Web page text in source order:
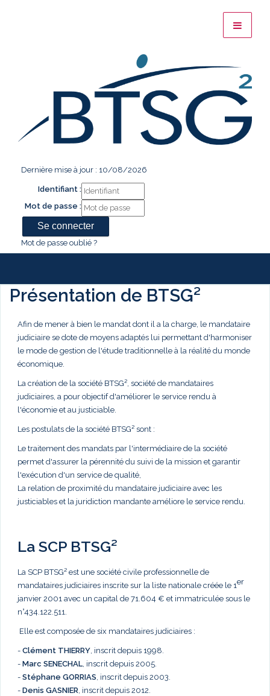
Dernière mise à jour : 10/08/2026
Identifiant :
Mot de passe :
Mot de passe oublié ?
Présentation de BTSG²
Afin de mener à bien le mandat dont il a la charge, le mandataire
judiciaire se dote de moyens adaptés lui permettant d'harmoniser
le mode de gestion de l'étude traditionnelle à la réalité du monde
économique.
La création de la société BTSG², société de mandataires
judiciaires, a pour objectif d'améliorer le service rendu à
l'économie et au justiciable.
Les postulats de la société BTSG² sont :
Le traitement des mandats par l'intermédiaire de la société
permet d'assurer la pérennité du suivi de la mission et garantir
l'exécution d'un service de qualité,
La relation de proximité du mandataire judiciaire avec les
justiciables et la juridiction mandante améliore le service rendu.
La SCP BTSG²
La SCP BTSG² est une société civile professionnelle de
mandataires judiciaires inscrite sur la liste nationale créée le 1er
janvier 2001 avec un capital de 71.604 € et immatriculée sous le
n°434.122.511.
Elle est composée de six mandataires judiciaires :
- Clément THIERRY, inscrit depuis 1998.
- Marc SENECHAL, inscrit depuis 2005.
- Stéphane GORRIAS, inscrit depuis 2003.
- Denis GASNIER, inscrit depuis 2012.